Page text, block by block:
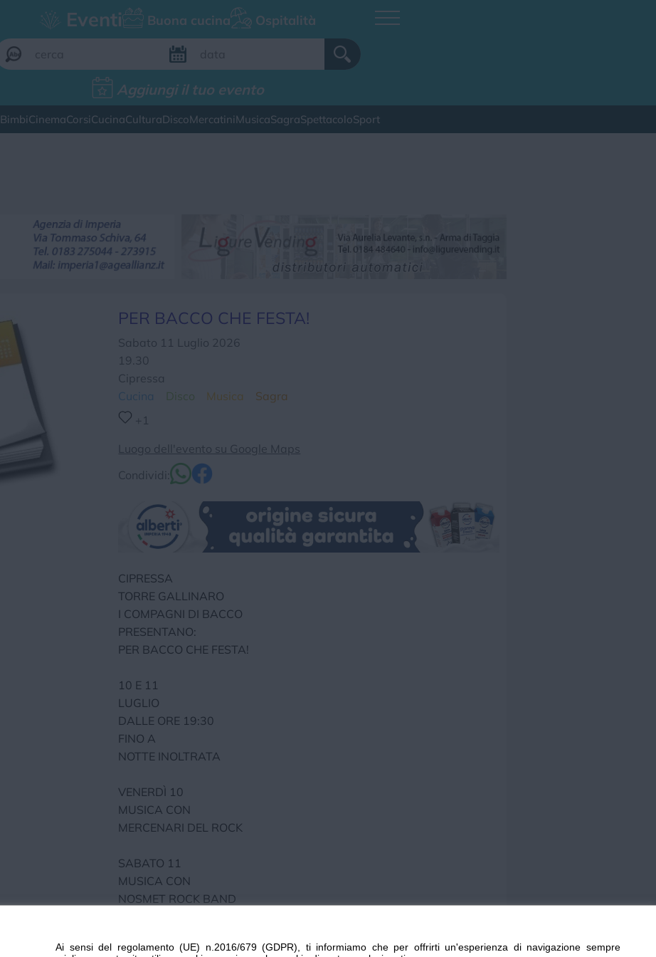
Ai sensi del regolamento (UE) n.2016/679 (GDPR), ti informiamo che per offrirti un'esperienza di navigazione sempre
Eventi Buona cucina Ospitalità
Aggiungi il tuo evento
BimbiCinemaCorsiCucinaCulturaDiscoMercatiniMusicaSagraSpettacoloSport
Aggiungi il tuo evento
FILTRI EVENTI
CATEGORIE EVENTI
Chi siamoPrivacy e Cookie
PER BACCO CHE FESTA!
Sabato 11 Luglio 2026
19.30
Cipressa
Cucina Disco Musica Sagra
+1
Luogo dell'evento su Google Maps
Condividi:
CIPRESSA
TORRE GALLINARO
I COMPAGNI DI BACCO
PRESENTANO:
PER BACCO CHE FESTA!
10 E 11
LUGLIO
DALLE ORE 19:30
FINO A
NOTTE INOLTRATA
VENERDÌ 10
MUSICA CON
MERCENARI DEL ROCK
SABATO 11
MUSICA CON
NOSMET ROCK BAND
BAR - RISTORANTE